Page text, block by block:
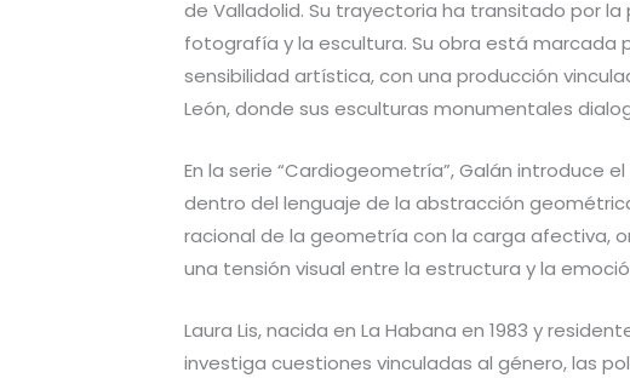
de Valladolid. Su trayectoria ha transitado por
fotografía y la escultura. Su obra está marcada
sensibilidad artística, con una producción
León, donde sus esculturas monumentales
En la serie “Cardiogeometría”, Galán introduce
dentro del lenguaje de la abstracción
racional de la geometría con la carga afectiva,
una tensión visual entre la estructura y la
Laura Lis, nacida en La Habana en 1983 y
investiga cuestiones vinculadas al género, las